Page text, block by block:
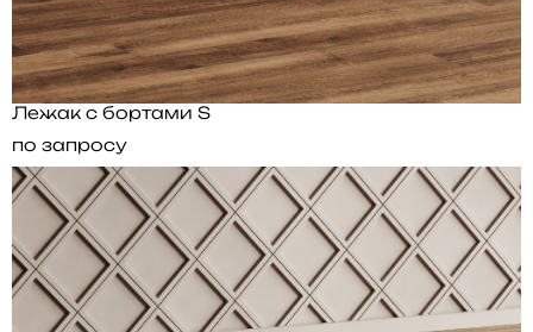
Лежак с бортами S
по запросу